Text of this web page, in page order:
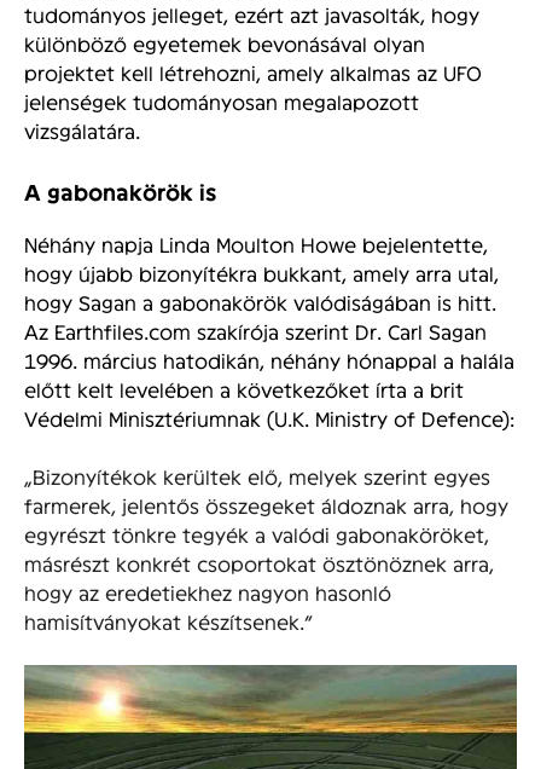
tudományos jelleget, ezért azt javasolták, hogy
különböző egyetemek bevonásával olyan
projektet kell létrehozni, amely alkalmas az UFO
jelenségek tudományosan megalapozott
vizsgálatára.
A gabonakörök is
Néhány napja Linda Moulton Howe bejelentette,
hogy újabb bizonyítékra bukkant, amely arra utal,
hogy Sagan a gabonakörök valódiságában is hitt.
Az Earthfiles.com szakírója szerint Dr. Carl Sagan
1996. március hatodikán, néhány hónappal a halála
előtt kelt levelében a következőket írta a brit
Védelmi Minisztériumnak (U.K. Ministry of Defence):
„Bizonyítékok kerültek elő, melyek szerint egyes
farmerek, jelentős összegeket áldoznak arra, hogy
egyrészt tönkre tegyék a valódi gabonaköröket,
másrészt konkrét csoportokat ösztönöznek arra,
hogy az eredetiekhez nagyon hasonló
hamisítványokat készítsenek.”